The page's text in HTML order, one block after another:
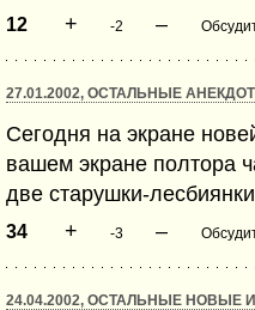
12 + -2 –
27.01.2002, ОСТАЛЬНЫЕ
Сегодня на экране
вашем экране полтора
две старушки-
34 + -3 –
24.04.2002, ОСТАЛЬНЫЕ НОВЫЕ